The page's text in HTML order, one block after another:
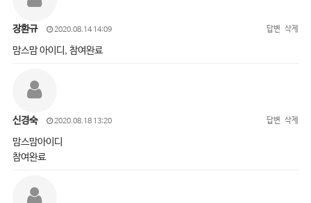
장환규 2020.08.14 14:09 답변 삭제
맘스맘 아이디, 참여완료
신경숙 2020.08.18 13:20 답변 삭제
맘스맘아이디
참여완료